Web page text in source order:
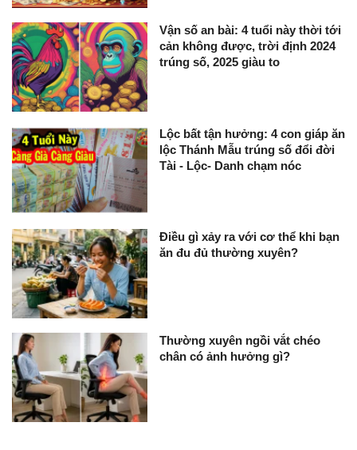
Vận số an bài: 4 tuổi này thời tới
cản không được, trời định 2024
trúng số, 2025 giàu to
Lộc bất tận hưởng: 4 con giáp ăn
lộc Thánh Mẫu trúng số đổi đời
Tài - Lộc- Danh chạm nóc
Điều gì xảy ra với cơ thể khi bạn
ăn đu đủ thường xuyên?
Thường xuyên ngồi vắt chéo
chân có ảnh hưởng gì?